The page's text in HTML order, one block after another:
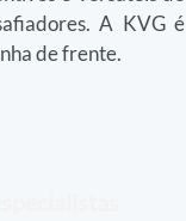
A KVG é
de frente.